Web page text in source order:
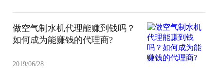
做空气制水机代理能赚到钱吗？
如何成为能赚钱的代理商?
2019/06/28